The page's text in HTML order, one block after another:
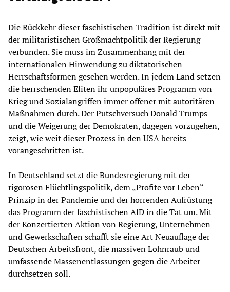
Die Rückkehr dieser faschistischen Tradition ist direkt mit
der militaristischen Großmachtpolitik der Regierung
verbunden. Sie muss im Zusammenhang mit der
internationalen Hinwendung zu diktatorischen
Herrschaftsformen gesehen werden. In jedem Land setzen
die herrschenden Eliten ihr unpopuläres Programm von
Krieg und Sozialangriffen immer offener mit autoritären
Maßnahmen durch. Der Putschversuch Donald Trumps
und die Weigerung der Demokraten, dagegen vorzugehen,
zeigt, wie weit dieser Prozess in den USA bereits
vorangeschritten ist.
In Deutschland setzt die Bundesregierung mit der
rigorosen Flüchtlingspolitik, dem „Profite vor Leben“-
Prinzip in der Pandemie und der horrenden Aufrüstung
das Programm der faschistischen AfD in die Tat um. Mit
der Konzertierten Aktion von Regierung, Unternehmen
und Gewerkschaften schafft sie eine Art Neuauflage der
Deutschen Arbeitsfront, die massiven Lohnraub und
umfassende Massenentlassungen gegen die Arbeiter
durchsetzen soll.